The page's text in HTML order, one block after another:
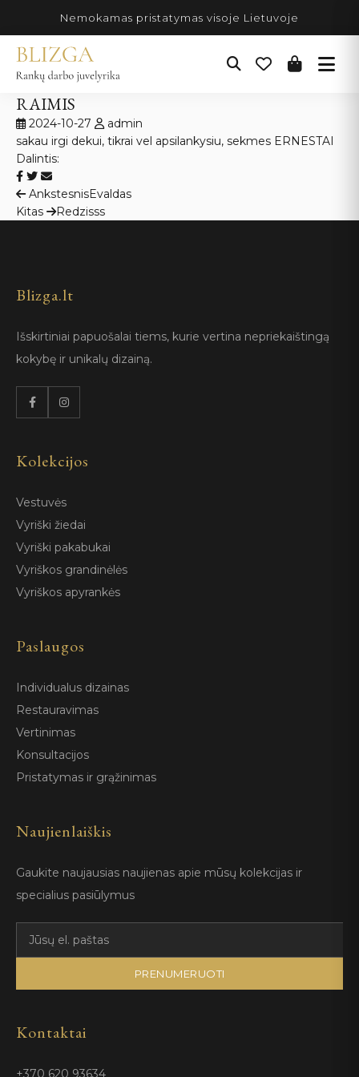
turinio
Nemokamas pristatymas visoje Lietuvoje
RAIMIS
2024-10-27
admin
sakau irgi dekui, tikrai vel apsilankysiu, sekmes ERNESTAI
Dalintis:
Navigacija
tarp
AnkstesnisEvaldas
Kitas
Redzisss
Blizga.lt
Išskirtiniai papuošalai tiems, kurie vertina nepriekaištingą
kokybę ir unikalų dizainą.
Kolekcijos
Vestuvės
Vyriški žiedai
Vyriški pakabukai
Vyriškos grandinėlės
Vyriškos apyrankės
Paslaugos
Individualus dizainas
Restauravimas
Vertinimas
Konsultacijos
Pristatymas ir grąžinimas
Naujienlaiškis
Gaukite naujausias naujienas apie mūsų kolekcijas ir
specialius pasiūlymus
PRENUMERUOTI
Kontaktai
+370 620 93634